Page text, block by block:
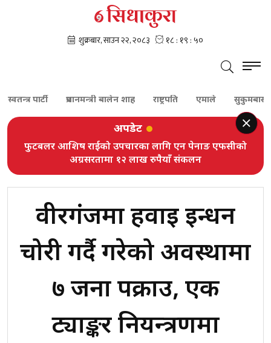
प्रधानमन्त्री बालेन शाह राष्ट्रपति एमाले सुकुमबासी
अपडेट
फुटबलर आशिष राईको उपचारका लागि एन पेनाङ एफसीको
अग्रसरतामा १२ लाख रुपैयाँ संकलन
वीरगंजमा हवाई इन्धन
चोरी गर्दै गरेको अवस्थामा
७ जना पक्राउ, एक
ट्याङ्कर नियन्त्रणमा